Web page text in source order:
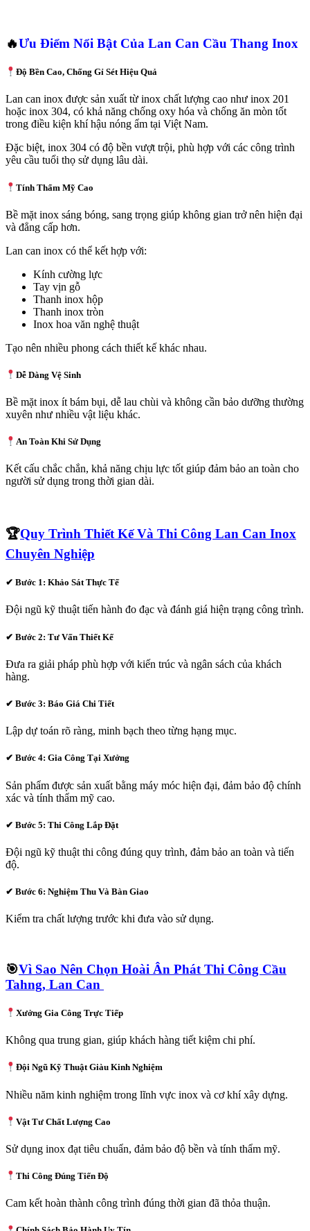
🔥Ưu Điểm Nổi Bật Của Lan Can Cầu Thang Inox
Độ Bền Cao, Chống Gỉ Sét Hiệu Quả
Lan can inox được sản xuất từ inox chất lượng cao như inox 201
hoặc inox 304, có khả năng chống oxy hóa và chống ăn mòn tốt
trong điều kiện khí hậu nóng ẩm tại Việt Nam.
Đặc biệt, inox 304 có độ bền vượt trội, phù hợp với các công trình
yêu cầu tuổi thọ sử dụng lâu dài.
Tính Thẩm Mỹ Cao
Bề mặt inox sáng bóng, sang trọng giúp không gian trở nên hiện đại
và đẳng cấp hơn.
Lan can inox có thể kết hợp với:
Kính cường lực
Tay vịn gỗ
Thanh inox hộp
Thanh inox tròn
Inox hoa văn nghệ thuật
Tạo nên nhiều phong cách thiết kế khác nhau.
Dễ Dàng Vệ Sinh
Bề mặt inox ít bám bụi, dễ lau chùi và không cần bảo dưỡng thường
xuyên như nhiều vật liệu khác.
An Toàn Khi Sử Dụng
Kết cấu chắc chắn, khả năng chịu lực tốt giúp đảm bảo an toàn cho
người sử dụng trong thời gian dài.
🏆Quy Trình Thiết Kế Và Thi Công Lan Can Inox
Chuyên Nghiệp
✔ Bước 1: Khảo Sát Thực Tế
Đội ngũ kỹ thuật tiến hành đo đạc và đánh giá hiện trạng công trình.
✔ Bước 2: Tư Vấn Thiết Kế
Đưa ra giải pháp phù hợp với kiến trúc và ngân sách của khách
hàng.
✔ Bước 3: Báo Giá Chi Tiết
Lập dự toán rõ ràng, minh bạch theo từng hạng mục.
✔ Bước 4: Gia Công Tại Xưởng
Sản phẩm được sản xuất bằng máy móc hiện đại, đảm bảo độ chính
xác và tính thẩm mỹ cao.
✔ Bước 5: Thi Công Lắp Đặt
Đội ngũ kỹ thuật thi công đúng quy trình, đảm bảo an toàn và tiến
độ.
✔ Bước 6: Nghiệm Thu Và Bàn Giao
Kiểm tra chất lượng trước khi đưa vào sử dụng.
🎯Vì Sao Nên Chọn Hoài Ân Phát Thi Công Cầu
Tahng, Lan Can
Xưởng Gia Công Trực Tiếp
Không qua trung gian, giúp khách hàng tiết kiệm chi phí.
Đội Ngũ Kỹ Thuật Giàu Kinh Nghiệm
Nhiều năm kinh nghiệm trong lĩnh vực inox và cơ khí xây dựng.
Vật Tư Chất Lượng Cao
Sử dụng inox đạt tiêu chuẩn, đảm bảo độ bền và tính thẩm mỹ.
Thi Công Đúng Tiến Độ
Cam kết hoàn thành công trình đúng thời gian đã thỏa thuận.